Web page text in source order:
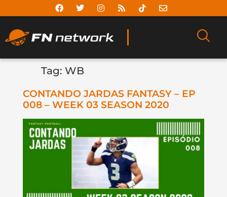
Tag: WB
CONTANDO JARDAS FANTASY – EP
008 – WEEK 03 SEASON 2020